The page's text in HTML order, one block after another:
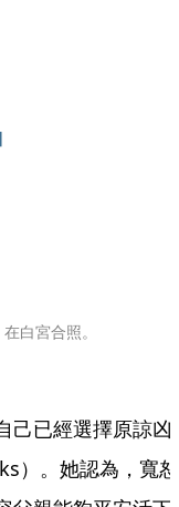
白宮合照。
己已經選擇原諒凶
）。她認為，寬恕